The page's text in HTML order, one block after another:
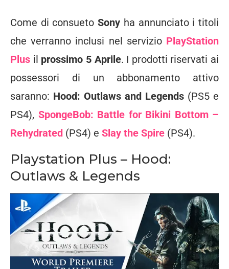
Come di consuetoSony ha annunciato i titoli
che verranno inclusi nel servizio PlayStation
Plus il prossimo 5 Aprile. I prodotti riservati ai
possessori di un abbonamento attivo
saranno: Hood: Outlaws and Legends (PS5 e
PS4), SpongeBob: Battle for Bikini Bottom –
Rehydrated (PS4) e Slay the Spire (PS4).
Playstation Plus – Hood:
Outlaws & Legends